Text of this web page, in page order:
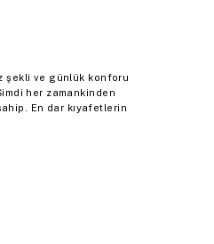
şekli ve günlük konforu
her zamankinden
En dar kıyafetlerin